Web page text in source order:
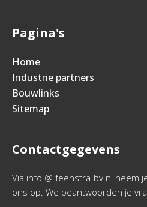
Pagina's
Home
Industrie partners
Bouwlinks
Sitemap
Contactgegevens
Via info @ feenstra-bv.nl neem
ons op. We beantwoorden je